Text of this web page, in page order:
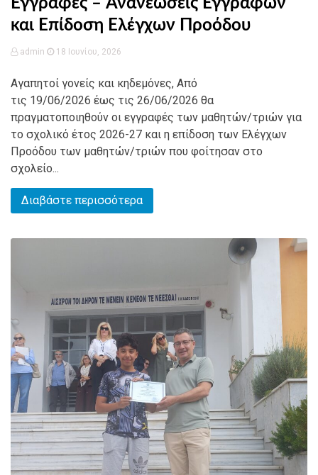
και Επίδοση Ελέγχων Προόδου
admin 18 Ιουνίου, 2026
Αγαπητοί γονείς και κηδεμόνες, Από
τις 19/06/2026 έως τις 26/06/2026 θα
πραγματοποιηθούν οι εγγραφές των μαθητών/τριών για
το σχολικό έτος 2026-27 και η επίδοση των Ελέγχων
Προόδου των μαθητών/τριών που φοίτησαν στο
σχολείο...
Διαβάστε περισσότερα